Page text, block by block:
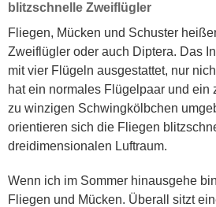
blitzschnelle Zweiflügler
Fliegen, Mücken und Schuster
Zweiflügler oder auch Diptera. Das
mit vier Flügeln ausgestattet, nur
hatein normales Flügelpaar und ein
zu winzigen Schwingkölbchen
orientieren sich die Fliegen
dreidimensionalen Luftraum.
Wenn ich im Sommer hinausgehe
Fliegen und Mücken. Überall sitzt